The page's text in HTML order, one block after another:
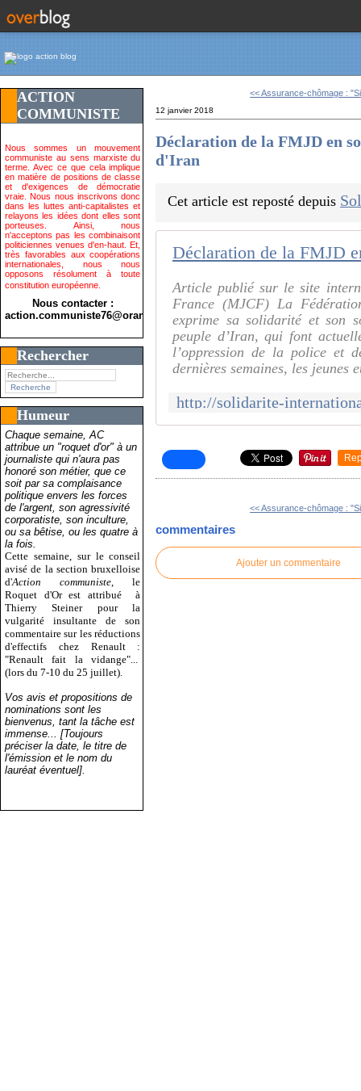
ACTION
COMMUNISTE
Nous sommes un mouvement
communiste au sens marxiste du
terme. Avec ce que cela implique
en matière de positions de classe
et d'exigences de démocratie
vraie. Nous nous inscrivons donc
dans les luttes anti-capitalistes et
relayons les idées dont elles sont
porteuses. Ainsi, nous
n'acceptons pas les combinaisont
politiciennes venues d'en-haut. Et,
très favorables aux coopérations
internationales, nous nous
opposons résolument à toute
constitution européenne.
Nous contacter :
action.communiste76@orange.fr>
Rechercher
Humeur
Chaque semaine, AC
attribue un "roquet d'or" à un
journaliste qui n'aura pas
honoré son métier, que ce
soit par sa complaisance
politique envers les forces
de l'argent, son agressivité
corporatiste, son inculture,
ou sa bêtise, ou les quatre à
la fois.
Cette semaine, sur le conseil
avisé de la section bruxelloise
d'Action communiste , le
Roquet d'Or est attribué
à
Thierry Steiner pour la
vulgarité insultante de son
commentaire sur les réductions
d'effectifs chez Renault :
"Renault fait la vidange"...
(lors du 7-10 du 25 juillet).
Vos avis et propositions de
nominations sont les
bienvenus, tant la tâche est
immense... [Toujours
préciser la date, le titre de
l'émission et le nom du
lauréat éventuel].
<< Assurance-chômage :
12 janvier 2018
Déclaration de la FMJD en
d'Iran
Cet article est reposté depuis
Article publié sur le site
France (MJCF) La
exprime sa solidarité et son
peuple d’Iran, qui font
l’oppression de la police et
dernières semaines, les jeunes
<< Assurance-chômage :
commentaires
Ajouter un commentaire